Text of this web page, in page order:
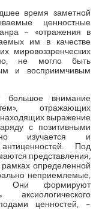
время заметной
ценностные
– «отражения в
им в качестве
мировоззренческих
не могло быть
и восприимчивым
большое внимание
отражающих
находящих выражение
с позитивными
изучается и
Под
представления,
определенной
неприемлемые,
Они формируют
ценностей, –